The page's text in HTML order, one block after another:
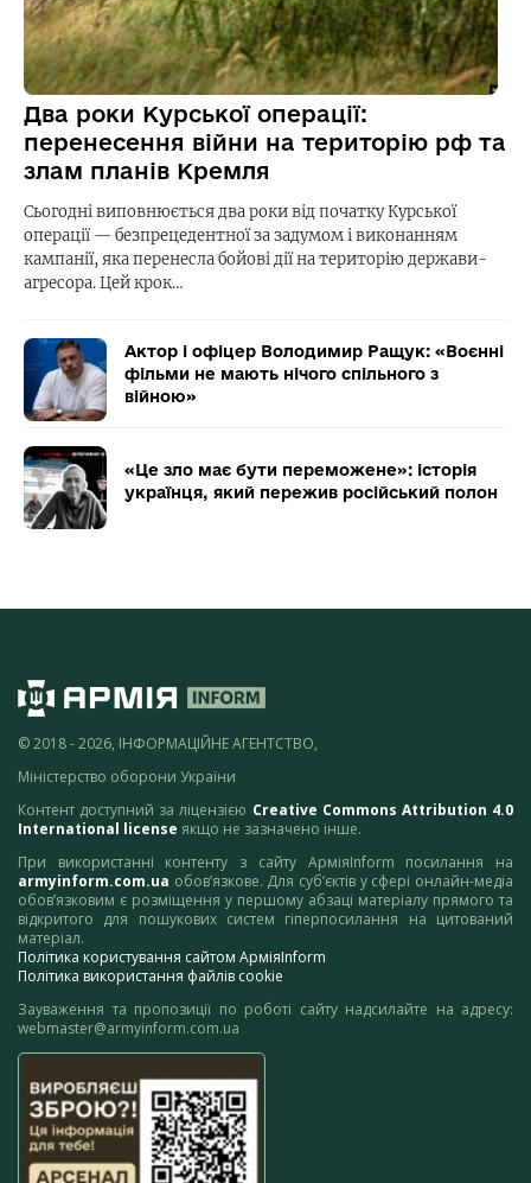
Два роки Курської операції:
перенесення війни на територію рф та
злам планів Кремля
Сьогодні виповнюється два роки від початку Курської
операції — безпрецедентної за задумом і виконанням
кампанії, яка перенесла бойові дії на територію держави-
агресора. Цей крок…
Актор і офіцер Володимир Ращук: «Воєнні
фільми не мають нічого спільного з
війною»
«Це зло має бути переможене»: історія
українця, який пережив російський полон
© 2018 - 2026, ІНФОРМАЦІЙНЕ АГЕНТСТВО,
Міністерство оборони України
Контент доступний за ліцензією Creative Commons Attribution 4.0
International license якщо не зазначено інше.
При використанні контенту з сайту АрміяInform посилання на
armyinform.com.ua обов’язкове. Для суб’єктів у сфері онлайн-медіа
обов’язковим є розміщення у першому абзаці матеріалу прямого та
відкритого для пошукових систем гіперпосилання на цитований
матеріал.
Політика користування сайтом АрміяInform
Політика використання файлів cookie
Зауваження та пропозиції по роботі сайту надсилайте на адресу:
webmaster@armyinform.com.ua